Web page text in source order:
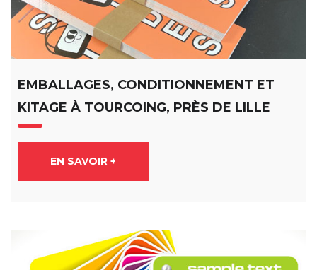
EMBALLAGES, CONDITIONNEMENT ET
KITAGE À TOURCOING, PRÈS DE LILLE
EN SAVOIR +